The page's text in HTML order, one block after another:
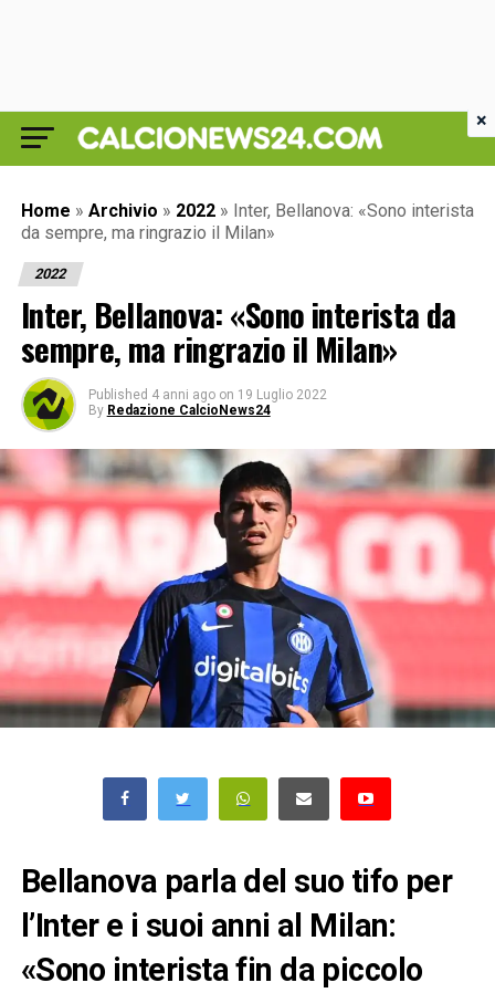
Home » Archivio » 2022 » Inter, Bellanova: «Sono interista
da sempre, ma ringrazio il Milan»
2022
Inter, Bellanova: «Sono interista da
sempre, ma ringrazio il Milan»
Published 4 anni ago on 19 Luglio 2022
By Redazione CalcioNews24
Bellanova parla del suo tifo per
l’Inter e i suoi anni al Milan:
«Sono interista fin da piccolo
×